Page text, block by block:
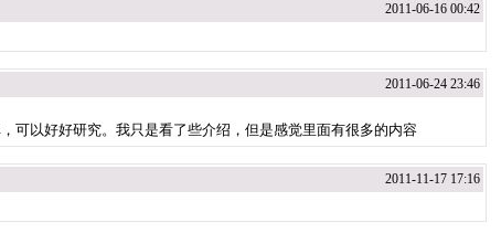
2011-06-16 00:42
2011-06-24 23:46
可以好好研究。我只是看了些介绍，但是感觉里面有很多的内容
2011-11-17 17:16